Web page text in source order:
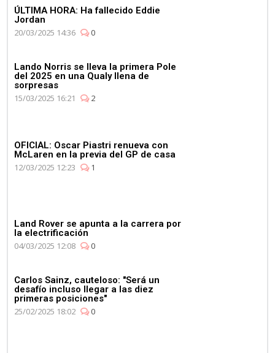
ÚLTIMA HORA: Ha fallecido Eddie
Jordan
20/03/2025 14:36
0
Lando Norris se lleva la primera Pole
del 2025 en una Qualy llena de
sorpresas
15/03/2025 16:21
2
OFICIAL: Oscar Piastri renueva con
McLaren en la previa del GP de casa
12/03/2025 12:23
1
Land Rover se apunta a la carrera por
la electrificación
04/03/2025 12:08
0
Carlos Sainz, cauteloso: "Será un
desafío incluso llegar a las diez
primeras posiciones"
25/02/2025 18:02
0